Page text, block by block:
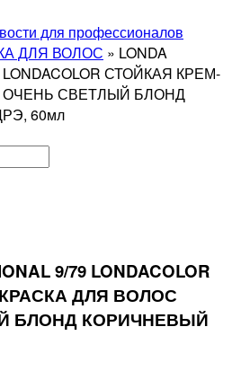
для профессионалов
ДЛЯ ВОЛОС » LONDA
LONDACOLOR СТОЙКАЯ КРЕМ-
ОЧЕНЬ СВЕТЛЫЙ БЛОНД
60мл
9/79 LONDACOLOR
ДЛЯ ВОЛОС
БЛОНД КОРИЧНЕВЫЙ